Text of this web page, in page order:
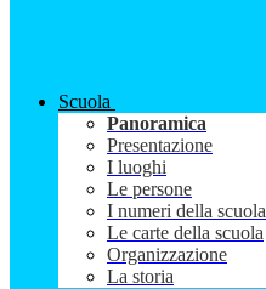
Scuola
Panoramica
Presentazione
I luoghi
Le persone
I numeri della scuola
Le carte della scuola
Organizzazione
La storia